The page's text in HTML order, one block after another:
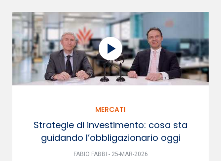
MERCATI
Strategie di investimento: cosa sta
guidando l’obbligazionario oggi
FABIO FABBI - 25-MAR-2026